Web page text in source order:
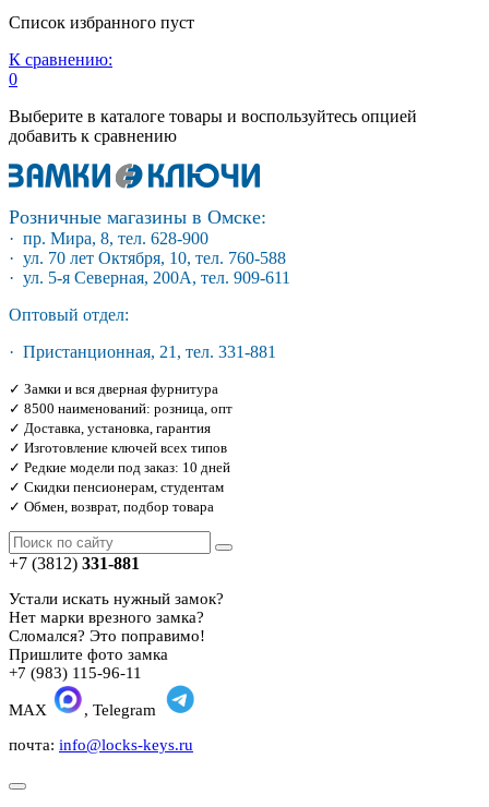
Список избранного пуст
К сравнению:
0
Выберите в каталоге товары и воспользуйтесь опцией
добавить к сравнению
Розничные магазины в Омске:
· пр. Мира, 8, тел. 628-900
· ул. 70 лет Октября, 10, тел. 760-588
· ул. 5-я Северная, 200А, тел. 909-611
Оптовый отдел:
· Пристанционная, 21, тел. 331-881
✓ Замки и вся дверная фурнитура
✓ 8500 наименований: розница, опт
✓ Доставка, установка, гарантия
✓ Изготовление ключей всех типов
✓ Редкие модели под заказ: 10 дней
✓ Скидки пенсионерам, студентам
✓ Обмен, возврат, подбор товара
+7 (3812) 331-881
Устали искать нужный замок?
Нет марки врезного замка?
Сломался? Это поправимо!
Пришлите фото замка
+7 (983) 115-96-11
MAX
, Telegram
почта: info@locks-keys.ru